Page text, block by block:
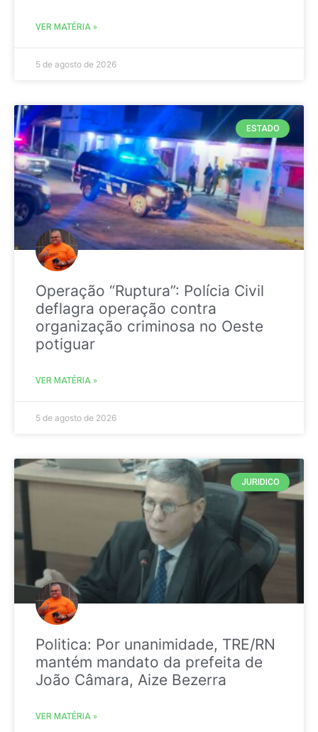
VER MATÉRIA »
5 de agosto de 2026
ESTADO
Operação “Ruptura”: Polícia Civil
deflagra operação contra
organização criminosa no Oeste
potiguar
VER MATÉRIA »
5 de agosto de 2026
JURIDICO
Politica: Por unanimidade, TRE/RN
mantém mandato da prefeita de
João Câmara, Aize Bezerra
VER MATÉRIA »